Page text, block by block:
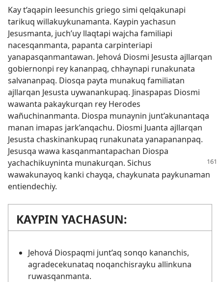
Kay t’aqapin leesunchis griego simi qelqakunapi
tarikuq willakuykunamanta. Kaypin yachasun
Jesusmanta, juch’uy llaqtapi wajcha familiapi
nacesqanmanta, papanta carpinteriapi
yanapasqanmantawan. Jehová Diosmi Jesusta ajllarqan
gobiernonpi rey kananpaq, chhaynapi runakunata
salvananpaq. Diosqa payta munakuq familiatan
ajllarqan Jesusta uywanankupaq. Jinaspapas Diosmi
wawanta pakaykurqan rey Herodes
wañuchinanmanta. Diospa munaynin junt’akunantaqa
manan imapas jark’anqachu. Diosmi Juanta ajllarqan
Jesusta chaskinankupaq runakunata yanapananpaq.
Jesusqa wawa kasqanmantapachan Diospa
yachachikuyninta munakurqan. Sichus
wawakunayoq kanki chayqa, chaykunata paykunaman
entiendechiy.
KAYPIN YACHASUN:
Jehová Diospaqmi junt’aq sonqo kananchis,
agradecekunataq noqanchisrayku allinkuna
ruwasqanmanta.